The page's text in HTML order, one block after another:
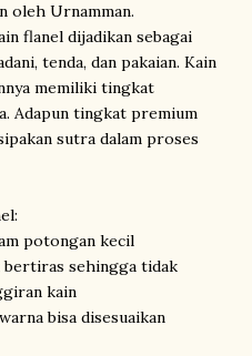
oleh Urnamman.
flanel dijadikan sebagai
tenda, dan pakaian. Kain
memiliki tingkat
Adapun tingkat premium
sutra dalam proses
potongan kecil
sehingga tidak
kain
bisa disesuaikan